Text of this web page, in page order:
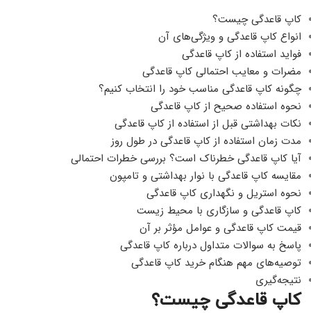
کاپ قاعدگی چیست؟
انواع کاپ قاعدگی و ویژگی‌های آن
فواید استفاده از کاپ قاعدگی
مضرات و معایب احتمالی کاپ قاعدگی
چگونه کاپ قاعدگی مناسب خود را انتخاب کنیم؟
نحوه استفاده صحیح از کاپ قاعدگی
نکات بهداشتی قبل از استفاده از کاپ قاعدگی
مدت زمان استفاده از کاپ قاعدگی در طول روز
آیا کاپ قاعدگی خطرناک است؟ بررسی خطرات احتمالی
مقایسه کاپ قاعدگی با نوار بهداشتی و تامپون
نحوه استریل و نگهداری کاپ قاعدگی
کاپ قاعدگی و سازگاری با محیط زیست
قیمت کاپ قاعدگی و عوامل مؤثر بر آن
پاسخ به سوالات متداول درباره کاپ قاعدگی
توصیه‌های مهم هنگام خرید کاپ قاعدگی
نتیجه‌گیری
کاپ قاعدگی چیست؟